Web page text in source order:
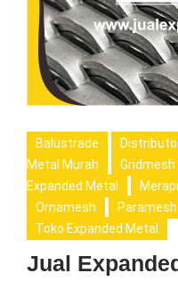
Balustrade
Metal Murah
Gridmesh
Expanded Metal
Ornamesh
Paramesh
Toko Expanded Metal
Jual